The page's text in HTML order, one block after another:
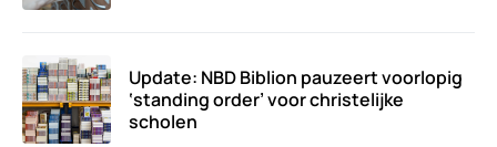
Update: NBD Biblion pauzeert voorlopig
‘standing order’ voor christelijke
scholen